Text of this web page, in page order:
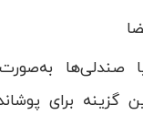
صندلی‌ها
گزینه برای